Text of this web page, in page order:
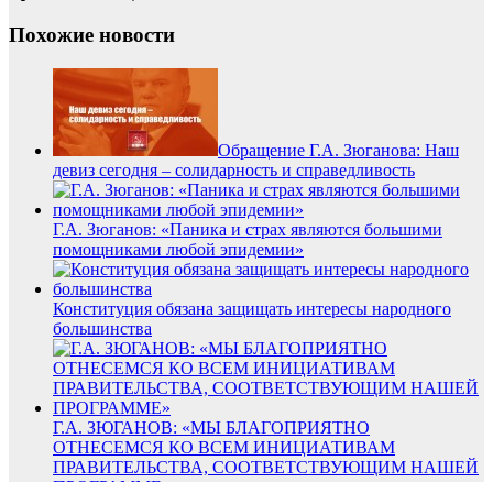
Похожие новости
Обращение Г.А. Зюганова: Наш
девиз сегодня – солидарность и справедливость
Г.А. Зюганов: «Паника и страх являются большими
помощниками любой эпидемии»
Конституция обязана защищать интересы народного
большинства
Г.А. ЗЮГАНОВ: «МЫ БЛАГОПРИЯТНО
ОТНЕСЕМСЯ КО ВСЕМ ИНИЦИАТИВАМ
ПРАВИТЕЛЬСТВА, СООТВЕТСТВУЮЩИМ НАШЕЙ